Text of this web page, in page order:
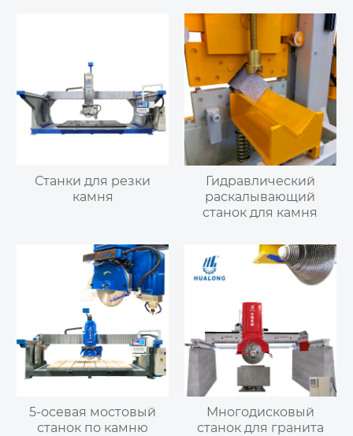
Станки для резки
камня
Гидравлический
раскалывающий
станок для камня
5-осевая мостовый
станок по камню
Многодисковый
станок для гранита